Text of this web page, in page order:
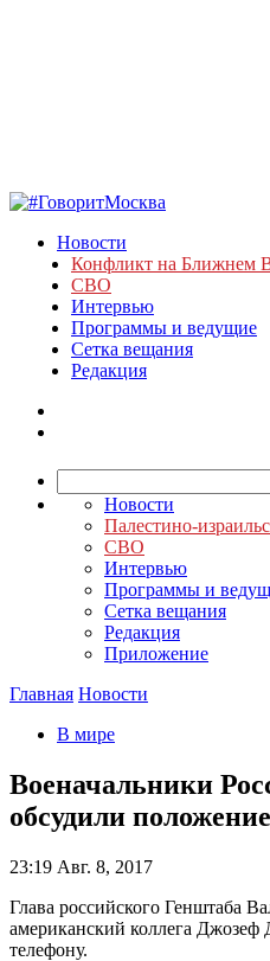
Новости
Конфликт на Ближнем
СВО
Интервью
Программы и ведущие
Сетка вещания
Редакция
Новости
Палестино-
СВО
Интервью
Программы и
Сетка вещания
Редакция
Приложение
Главная Новости
В мире
Военачальники
обсудили
23:19 Авг. 8, 2017
Глава российского Генштаба
американский коллега Джозеф
телефону.